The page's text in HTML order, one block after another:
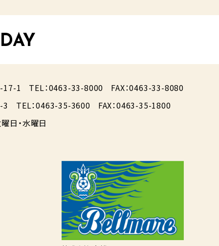
17-1 TEL：0463-33-8000
FAX：0463-33-8080
3 TEL：0463-35-3600
FAX：0463-35-1800
日・水曜日